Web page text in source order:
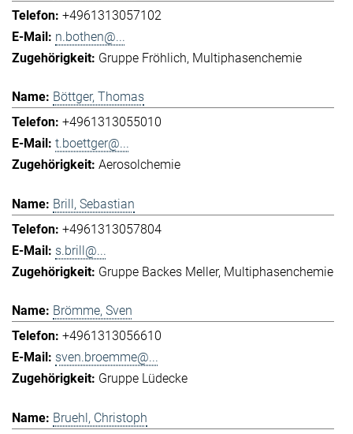
+4961313057102
n.bothen@...
Gruppe Fröhlich Multiphasenchemie
Böttger, Thomas
+4961313055010
t.boettger@...
Aerosolchemie
Brill, Sebastian
+4961313057804
s.brill@...
Gruppe Backes Meller Multiphasenchemie
Brömme, Sven
+4961313056610
sven.broemme@...
Gruppe Lüdecke
Bruehl, Christoph